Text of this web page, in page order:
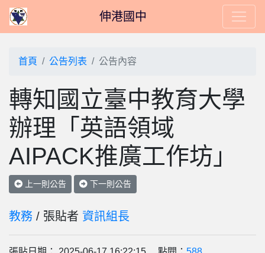
伸港國中
首頁 公告列表 公告內容
轉知國立臺中教育大學
辦理「英語領域
AIPACK推廣工作坊」
上一則公告 下一則公告
教務 / 張貼者 資訊組長